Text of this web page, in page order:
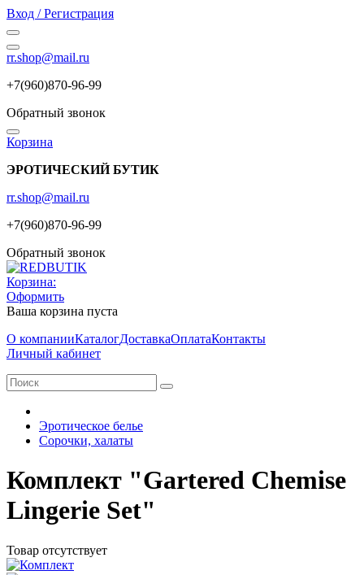
Вход / Регистрация
rr.shop@mail.ru
+7(960)870-96-99
Обратный звонок
Корзина
ЭРОТИЧЕСКИЙ БУТИК
rr.shop@mail.ru
+7(960)870-96-99
Обратный звонок
Корзина:
Оформить
Ваша корзина пуста
О компанииКаталогДоставкаОплатаКонтакты
Личный кабинет
Эротическое белье
Сорочки, халаты
Комплект "Gartered Chemise
Lingerie Set"
Товар отсутствует